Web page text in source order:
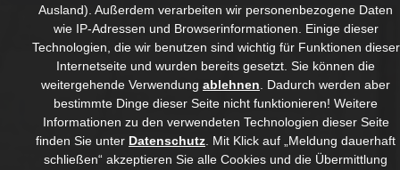
Ausland). Außerdem verarbeiten wir personenbezogene Daten
wie IP-Adressen und Browserinformationen. Einige dieser
Technologien, die wir benutzen sind wichtig für Funktionen dieser
Internetseite und wurden bereits gesetzt. Sie können die
weitergehende Verwendung ablehnen
Dadurch werden aber
bestimmte Dinge dieser Seite nicht funktionieren! Weitere
Informationen zu den verwendeten Technologien dieser Seite
finden Sie unter Datenschutz . Mit Klick auf „Meldung dauerhaft
schließen“ akzeptieren Sie alle Cookies und die Übermittlung